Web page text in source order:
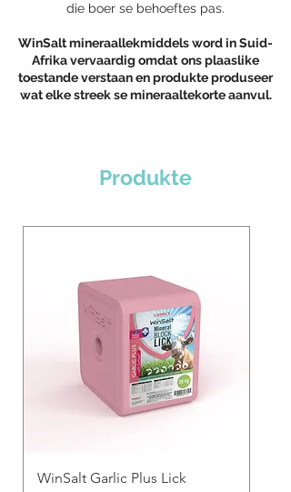
die boer se behoeftes pas.
WinSalt mineraallekmiddels word in Suid-
Afrika vervaardig omdat ons plaaslike
toestande verstaan en produkte produseer
wat elke streek se mineraaltekorte aanvul.
Produkte
WinSalt Garlic Plus Lick